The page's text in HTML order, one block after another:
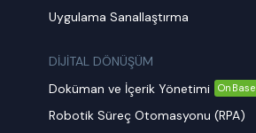
Uygulama Sanallaştırma
DİJİTAL DÖNÜŞÜM
Doküman ve İçerik Yönetimi
OnBase
Robotik Süreç Otomasyonu (RPA)